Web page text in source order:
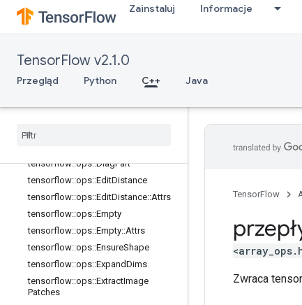
Zainstaluj Informacje
TensorFlow v2.1.0
Przegląd Python C++ Java
tity
tensorflow::ops::DebugGradientRefI
dentity
tensorflow::ops::DepthToSpace
tensorflow::ops::DepthToSpace::Attr
tensorflow
tensorflow::ops::DiagPart
tensorflow::ops::EditDistance
tensorflow::ops::EditDistance::Attrs
tensorflow::ops::Empty
tensorflow::ops::Empty::Attrs
tensorflow::ops::EnsureShape
tensorflow::ops::ExpandDims
tensorflow::ops::ExtractImage
Patches
TensorFlow
Zwraca